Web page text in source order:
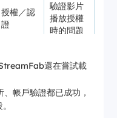
授權／認
證
驗證影片
播放授權
時的問題
達到數量
ab下載限
配額等
還在嘗試載
、帳戶驗證都已成功，